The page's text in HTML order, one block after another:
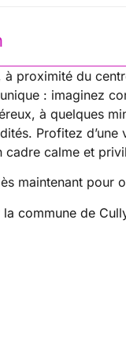
à proximité du
: imaginez
à quelques
Profitez d’une
cadre calme et
maintenant pour
la commune de